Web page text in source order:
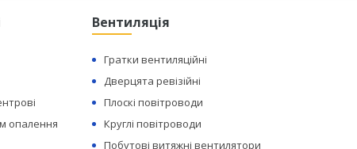
опалення
Вентиляція
Гратки вентиляційні
Дверцята ревізійні
Плоскі повітроводи
Круглі повітроводи
Побутові витяжні вентилятори